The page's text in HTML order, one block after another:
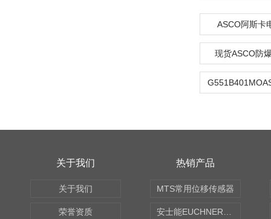
ASCO阿斯卡
现货ASCO防
关于我们
关于我们
荣誉资质
热销产品
MTS常用位移传感器